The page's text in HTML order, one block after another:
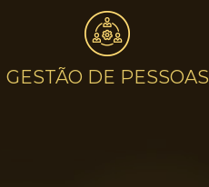
GESTÃO DE PESSOAS